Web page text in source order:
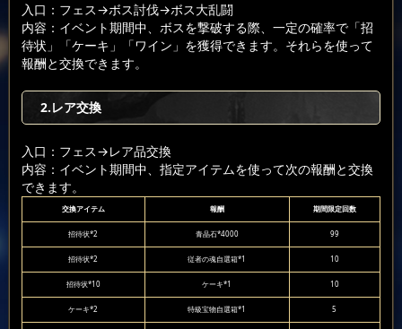
入口：フェス→ボス討伐→ボス大乱闘
内容：イベント期間中、ボスを撃破する際、一定の確率で「招
待状」「ケーキ」「ワイン」を獲得できます。それらを使って
報酬と交換できます。
2.レア交換
入口：フェス→レア品交換
内容：イベント期間中、指定アイテムを使って次の報酬と交換
できます。
交換アイテム 報酬 期間限定回数
招待状*2 青晶石*4000 99
招待状*2 従者の魂自選箱*1 10
招待状*10 ケーキ*1 10
ケーキ*2 特級宝物自選箱*1 5